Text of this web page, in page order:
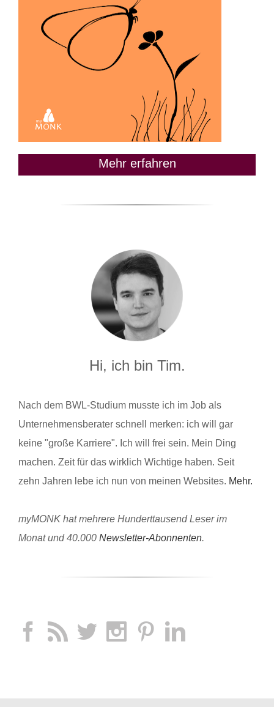
Mehr erfahren
Hi, ich bin Tim.
Nach dem BWL-Studium musste ich im Job als
Unternehmensberater schnell merken: ich will gar
keine "große Karriere". Ich will frei sein. Mein Ding
machen. Zeit für das wirklich Wichtige haben. Seit
zehn Jahren lebe ich nun von meinen Websites. Mehr.
myMONK hat mehrere Hunderttausend Leser im
Monat und 40.000 Newsletter-Abonnenten.